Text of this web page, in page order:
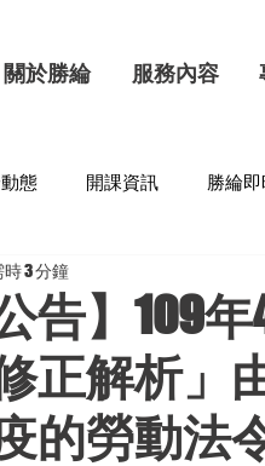
關於勝綸 服務內容
態 開課資訊 勝綸
告】109
正解析」
的勞動法
3 分鐘